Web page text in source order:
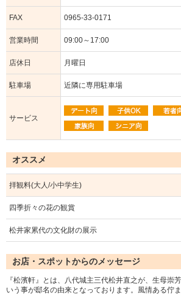
FAX 0965-33-0171
営業時間 09:00～17:00
店休日 月曜日
駐車場 近隣に専用駐車場
サービス
オススメ
拝観料(大人/小中学生)
四季折々の花の観賞
松井家累代の文化財の展示
お店・スポットからのメッセージ
『松濱軒』とは、八代城主三代松井直之が、生母
いう事が邸名の由来となっております。風情ある佇